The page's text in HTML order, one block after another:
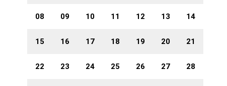
08 09 10 11 12 13 14
15 16 17 18 19 20 21
22 23 24 25 26 27 28